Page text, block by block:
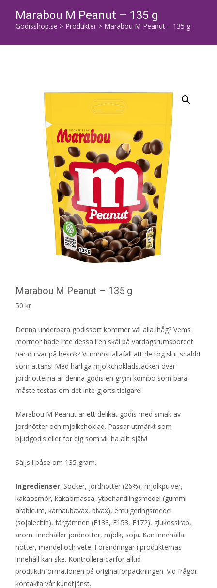
Marabou M Peanut – 135 g
Godisshop.se > Produkter > Marabou M Peanut – 135 g
Marabou M Peanut – 135 g
50 kr
Denna underbara godissort kommer väl alla ihåg? Vems
mormor hade inte dessa i en skål på vardagsrumsbordet
när du var på besök? Vi minns iallafall att de tog slut snabbt
som attans! Med härliga mjölkchokladstäcken över
jordnötterna är denna godis en grym kombo som bara
måste testas om det inte gjorts tidigare!
Marabou M Peanut är ett delikat godis med smak av
jordnötter och mjölkchoklad. Passar utmärkt som
bjudgodis eller för dig som vill ha allt själv!
Säljs i påse om 135 gram.
Ingredienser: Socker, jordnötter (26%), mjölkpulver,
kakaosmör, kakaomassa, ytbehandlingsmedel (gummi
arabicum, karnaubavax, bivax), emulgeringsmedel
(sojalecitin), färgämnen (E133, E153, E172), glukossirap,
arom. Innehåller jordnötter, mjölk, soja. Kan innehålla
nötter, mandel och vete. Förändringar i produkternas
innehåll kan ske. Kontrollera därför alltid
produktinformationen på originalförpackningen. Vid frågor
kontakta vår kundtjänst.